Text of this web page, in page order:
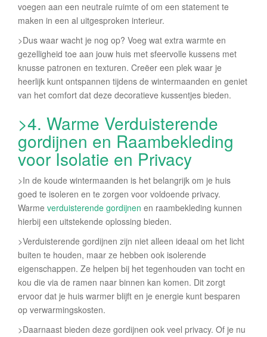
voegen aan een neutrale ruimte of om een statement te
maken in een al uitgesproken interieur.
>Dus waar wacht je nog op? Voeg wat extra warmte en
gezelligheid toe aan jouw huis met sfeervolle kussens met
knusse patronen en texturen. Creëer een plek waar je
heerlijk kunt ontspannen tijdens de wintermaanden en geniet
van het comfort dat deze decoratieve kussentjes bieden.
>4. Warme Verduisterende
gordijnen en Raambekleding
voor Isolatie en Privacy
>In de koude wintermaanden is het belangrijk om je huis
goed te isoleren en te zorgen voor voldoende privacy.
Warme verduisterende gordijnen en raambekleding kunnen
hierbij een uitstekende oplossing bieden.
>Verduisterende gordijnen zijn niet alleen ideaal om het licht
buiten te houden, maar ze hebben ook isolerende
eigenschappen. Ze helpen bij het tegenhouden van tocht en
kou die via de ramen naar binnen kan komen. Dit zorgt
ervoor dat je huis warmer blijft en je energie kunt besparen
op verwarmingskosten.
>Daarnaast bieden deze gordijnen ook veel privacy. Of je nu